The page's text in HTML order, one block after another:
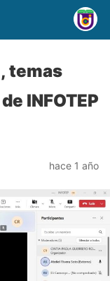
temas
INFOTEP
hace 1 año